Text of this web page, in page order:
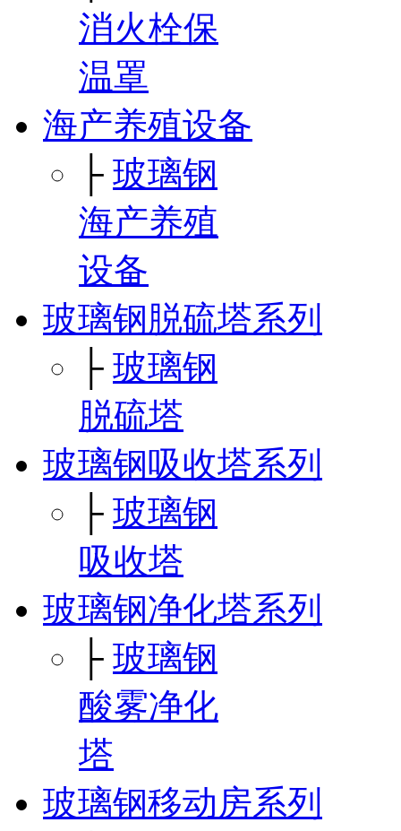
消火栓保
温罩
海产养殖设备
├ 玻璃钢
海产养殖
设备
玻璃钢脱硫塔系列
├ 玻璃钢
脱硫塔
玻璃钢吸收塔系列
├ 玻璃钢
吸收塔
玻璃钢净化塔系列
├ 玻璃钢
酸雾净化
塔
玻璃钢移动房系列